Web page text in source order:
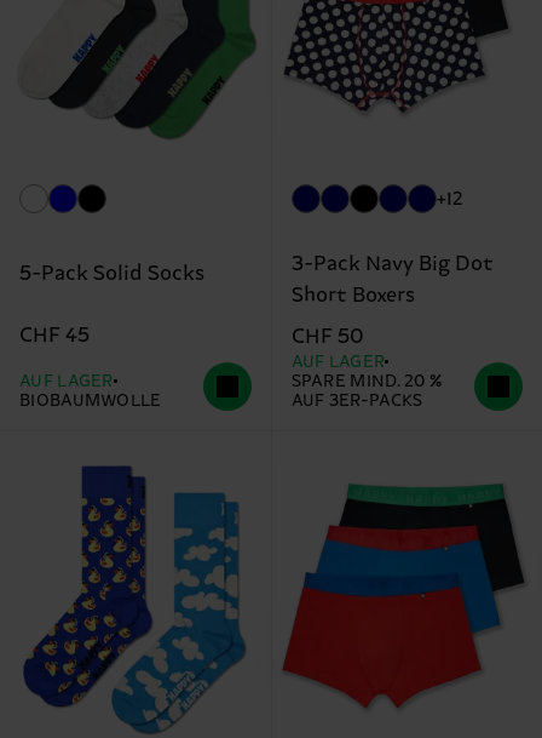
5-Pack Solid Socks
CHF 45
AUF LAGER
BIOBAUMWOLLE
+12
3-Pack Navy Big Dot
Short Boxers
CHF 50
AUF LAGER
SPARE MIND. 20 %
AUF 3ER-PACKS